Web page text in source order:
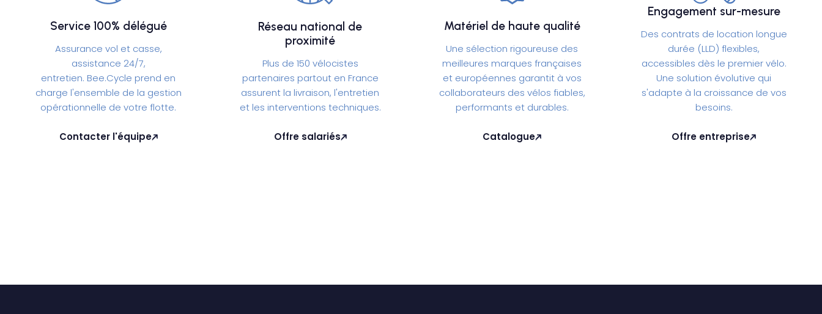
Service 100% délégué
Assurance vol et casse,
assistance 24/7,
entretien. Bee.Cycle prend en
charge l'ensemble de la gestion
opérationnelle de votre flotte.
Contacter l'équipe
Réseau national de
proximité
Plus de 150 vélocistes
partenaires partout en France
assurent la livraison, l'entretien
et les interventions techniques.
Offre salariés
Matériel de haute qualité
Une sélection rigoureuse des
meilleures marques françaises
et européennes garantit à vos
collaborateurs des vélos fiables,
performants et durables.
Catalogue
Engagement sur-mesure
Des contrats de location longue
durée (LLD) flexibles,
accessibles dès le premier vélo.
Une solution évolutive qui
s'adapte à la croissance de vos
besoins.
Offre entreprise